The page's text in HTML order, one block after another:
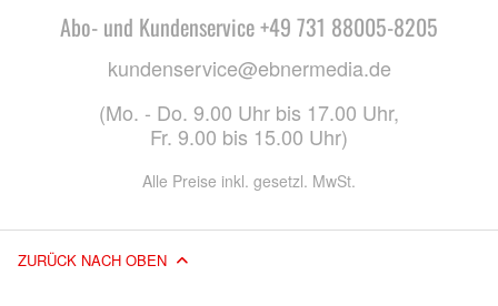
Abo- und Kundenservice +49 731 88005-8205
kundenservice@ebnermedia.de
(Mo. - Do. 9.00 Uhr bis 17.00 Uhr,
Fr. 9.00 bis 15.00 Uhr)
Alle Preise inkl. gesetzl. MwSt.
ZURÜCK NACH OBEN